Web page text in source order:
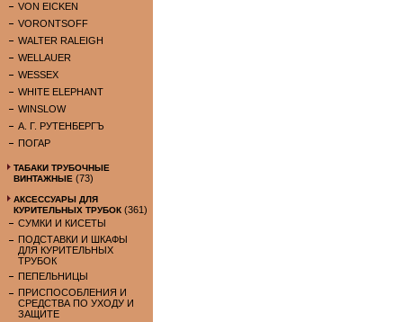
VON EICKEN
VORONTSOFF
WALTER RALEIGH
WELLAUER
WESSEX
WHITE ELEPHANT
WINSLOW
А. Г. РУТЕНБЕРГЪ
ПОГАР
ТАБАКИ ТРУБОЧНЫЕ
ВИНТАЖНЫЕ (73)
АКСЕССУАРЫ ДЛЯ
КУРИТЕЛЬНЫХ ТРУБОК (361)
СУМКИ И КИСЕТЫ
ПОДСТАВКИ И ШКАФЫ
ДЛЯ КУРИТЕЛЬНЫХ
ТРУБОК
ПЕПЕЛЬНИЦЫ
ПРИСПОСОБЛЕНИЯ И
СРЕДСТВА ПО УХОДУ И
ЗАЩИТЕ